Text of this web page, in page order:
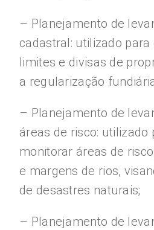
– Planejamento de
cadastral: utilizado
limites e divisas de
a regularização
– Planejamento de
áreas de risco: utilizado
monitorar áreas de
e margens de rios,
de desastres naturais;
– Planejamento de